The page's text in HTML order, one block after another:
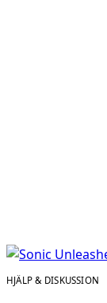
HJÄLP & DISKUSSION